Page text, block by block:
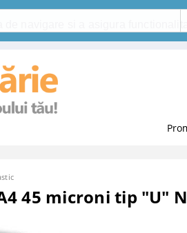
de navigare si a asigura
45 microni tip "U"